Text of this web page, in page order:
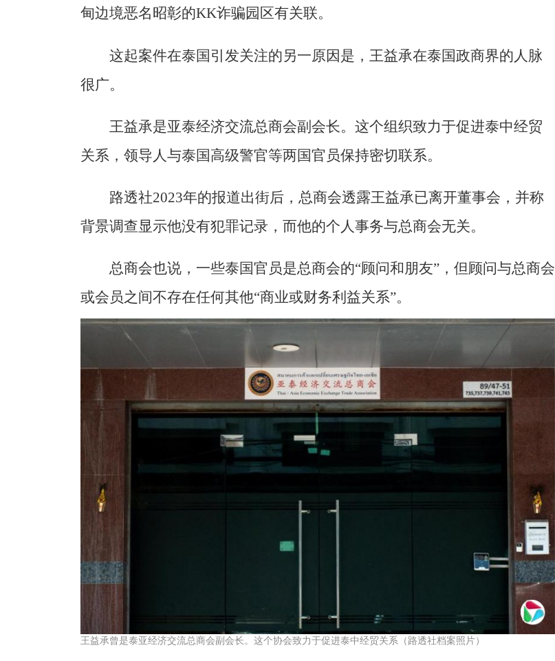
甸边境恶名昭彰的KK诈骗园区有关联。
这起案件在泰国引发关注的另一原因是，王益承在泰国政商界的人脉
很广。
王益承是亚泰经济交流总商会副会长。这个组织致力于促进泰中经贸
关系，领导人与泰国高级警官等两国官员保持密切联系。
路透社2023年的报道出街后，总商会透露王益承已离开董事会，并称
背景调查显示他没有犯罪记录，而他的个人事务与总商会无关。
总商会也说，一些泰国官员是总商会的“顾问和朋友”，但顾问与总商会
或会员之间不存在任何其他“商业或财务利益关系”。
王益承曾是泰亚经济交流总商会副会长。这个协会致力于促进泰中经贸关系（路透社档案照片）